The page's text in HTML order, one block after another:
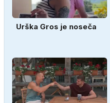
Urška Gros je noseča